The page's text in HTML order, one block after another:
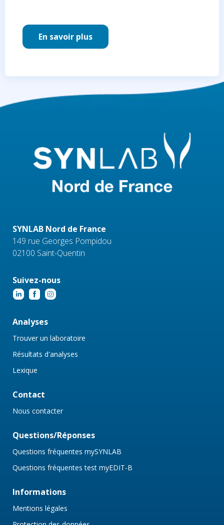
En savoir plus
SYNLAB Nord de France
149 rue Georges Pompidou
02100 Saint-Quentin
Suivez-nous
Analyses
Trouver un laboratoire
Résultats d'analyses
Lexique
Contact
Nous contacter
Questions/Réponses
Questions fréquentes mySYNLAB
Questions fréquentes test myEDIT-B
Informations
Mentions légales